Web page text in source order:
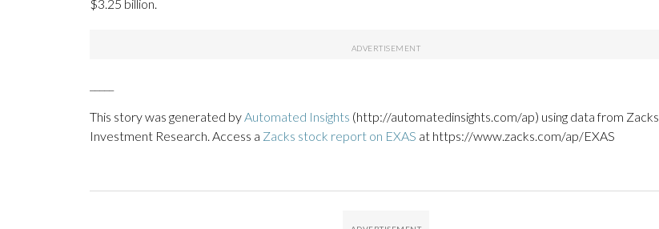
$3.25 billion.
This story was generated byAutomated Insights (http://automatedinsights.com/ap) using data from Zacks
Investment Research. Access a Zacks stock report on EXAS at https://www.zacks.com/ap/EXAS